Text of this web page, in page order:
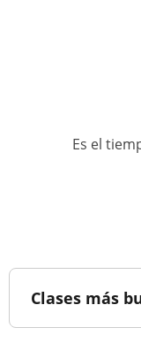
Es el
Clases más